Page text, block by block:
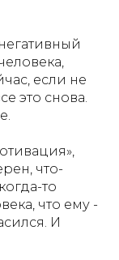
если не
это снова.
что-
то
что ему -
И